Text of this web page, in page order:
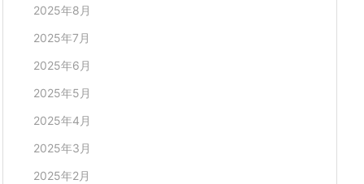
2025年8月
2025年7月
2025年6月
2025年5月
2025年4月
2025年3月
2025年2月